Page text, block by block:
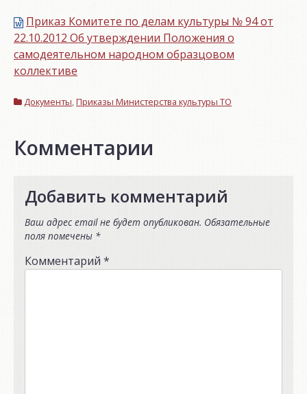
Приказ Комитете по делам культуры № 94 от
22.10.2012 Об утверждении Положения о
самодеятельном народном образцовом
коллективе
Документы,Приказы Министерства культуры ТО
Комментарии
Добавить комментарий
Ваш адрес email не будет опубликован. Обязательные
поля помечены *
Комментарий *